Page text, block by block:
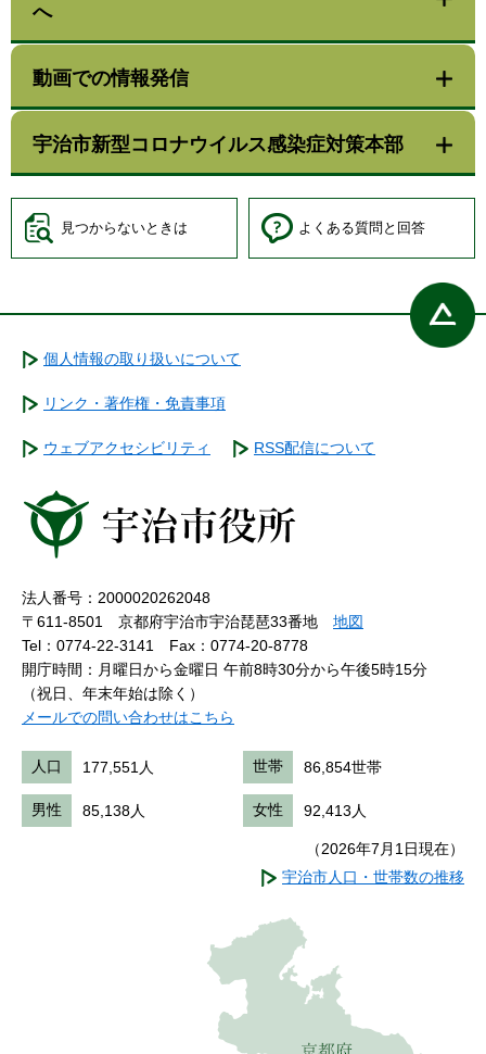
へ
動画での情報発信
宇治市新型コロナウイルス感染症対策本部
見つからないときは よくある質問と回答
個人情報の取り扱いについて
リンク・著作権・免責事項
ウェブアクセシビリティ RSS配信について
法人番号：2000020262048
〒611-8501 京都府宇治市宇治琵琶33番地 地図
Tel：0774-22-3141
Fax：0774-20-8778
開庁時間：月曜日から金曜日 午前8時30分から午後5時15分
（祝日、年末年始は除く）
メールでの問い合わせはこちら
人口 177,551人 世帯 86,854世帯
男性 85,138人 女性 92,413人
（2026年7月1日現在）
宇治市人口・世帯数の推移